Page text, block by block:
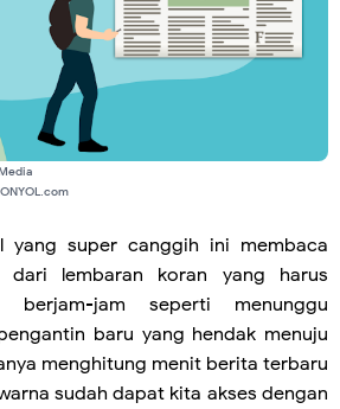
yang super canggih ini membaca
lembaran koran yang harus
berjam-jam seperti menunggu
baru yang hendak menuju
menghitung menit berita terbaru
sudah dapat kita akses dengan